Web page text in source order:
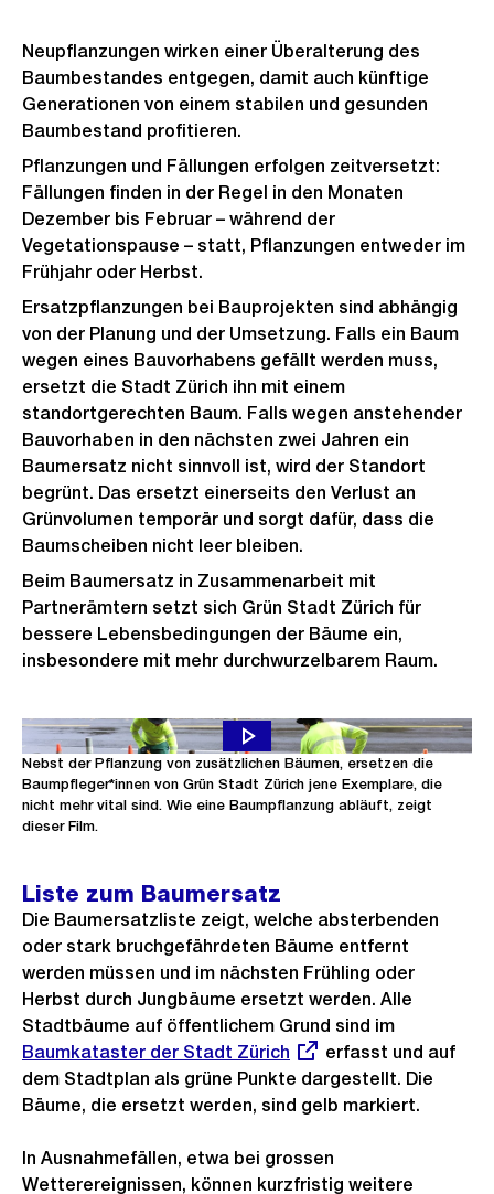
Neupflanzungen wirken einer Überalterung des
Baumbestandes entgegen, damit auch künftige
Generationen von einem stabilen und gesunden
Baumbestand profitieren.
Pflanzungen und Fällungen erfolgen zeitversetzt:
Fällungen finden in der Regel in den Monaten
Dezember bis Februar – während der
Vegetationspause – statt, Pflanzungen entweder im
Frühjahr oder Herbst.
Ersatzpflanzungen bei Bauprojekten sind abhängig
von der Planung und der Umsetzung. Falls ein Baum
wegen eines Bauvorhabens gefällt werden muss,
ersetzt die Stadt Zürich ihn mit einem
standortgerechten Baum. Falls wegen anstehender
Bauvorhaben in den nächsten zwei Jahren ein
Baumersatz nicht sinnvoll ist, wird der Standort
begrünt. Das ersetzt einerseits den Verlust an
Grünvolumen temporär und sorgt dafür, dass die
Baumscheiben nicht leer bleiben.
Beim Baumersatz in Zusammenarbeit mit
Partnerämtern setzt sich Grün Stadt Zürich für
bessere Lebensbedingungen der Bäume ein,
insbesondere mit mehr durchwurzelbarem Raum.
Der Herbst ist die beste Jahreszeit, um Bäume zu pflanzen.
Nebst der Pflanzung von zusätzlichen Bäumen, ersetzen die
Baumpfleger*innen von Grün Stadt Zürich jene Exemplare, die
nicht mehr vital sind. Wie eine Baumpflanzung abläuft, zeigt
dieser Film.
Liste zum Baumersatz
Die Baumersatzliste zeigt, welche absterbenden
oder stark bruchgefährdeten Bäume entfernt
werden müssen und im nächsten Frühling oder
Herbst durch Jungbäume ersetzt werden. Alle
Stadtbäume auf öffentlichem Grund sind im
Link:
Baumkataster der Stadt Zürich
erfasst und auf
dem Stadtplan als grüne Punkte dargestellt. Die
Bäume, die ersetzt werden, sind gelb markiert.
In Ausnahmefällen, etwa bei grossen
Wetterereignissen, können kurzfristig weitere